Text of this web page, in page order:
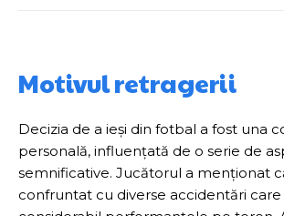
Motivul retragerii
Decizia de a ieși din fotbal a fost una
personală, influențată de o serie de
semnificative. Jucătorul a menționat
confruntat cu diverse accidentări